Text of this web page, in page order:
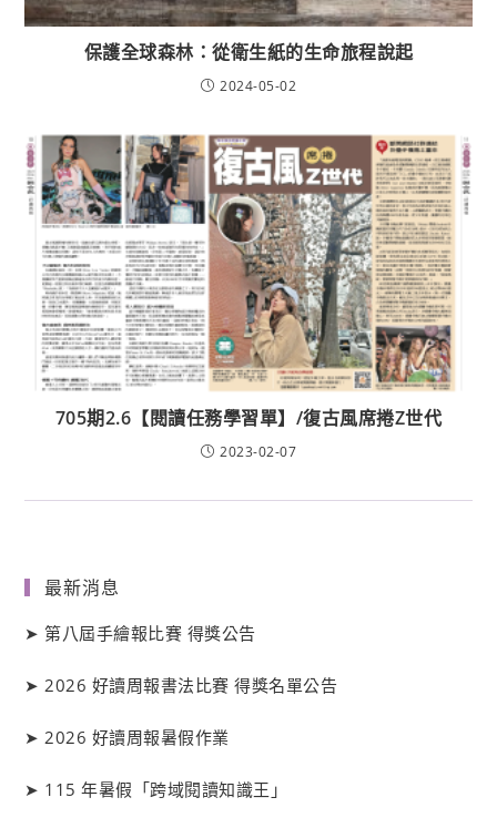
保護全球森林：從衛生紙的生命旅程說起
2024-05-02
705期2.6【閱讀任務學習單】/復古風席捲Z世代
2023-02-07
最新消息
➤第八屆手繪報比賽 得獎公告
➤ 2026 好讀周報書法比賽 得獎名單公告
➤ 2026 好讀周報暑假作業
➤ 115 年暑假「跨域閱讀知識王」